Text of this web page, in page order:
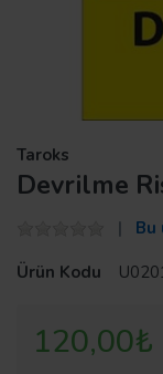
Taroks
Devrilme
Bu
Ürün Kodu
120,00₺